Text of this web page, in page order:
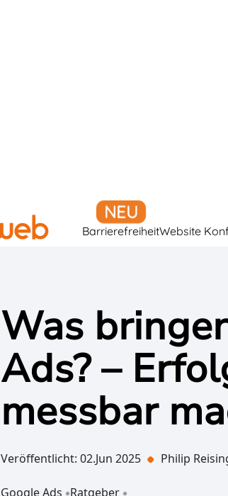
BarrierefreiheitWebsite
Was
Ads? –
messbar
Veröffentlicht: 02.Jun 2025 Philip
Google Ads Ratgeber